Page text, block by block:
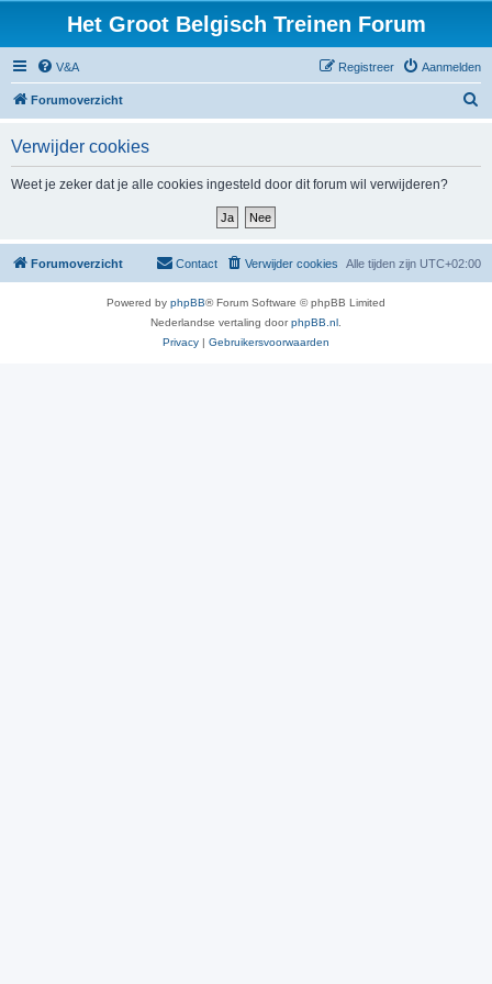
Het Groot Belgisch Treinen Forum
V&A Aanmelden
Registreer
Forumoverzicht
Verwijder cookies
Weet je zeker dat je alle cookies ingesteld door dit forum wil verwijderen?
Forumoverzicht Alle tijden zijn UTC+02:00
Verwijder cookies
Contact
Powered by phpBB® Forum Software © phpBB Limited
Nederlandse vertaling doorphpBB.nl
Privacy | Gebruikersvoorwaarden